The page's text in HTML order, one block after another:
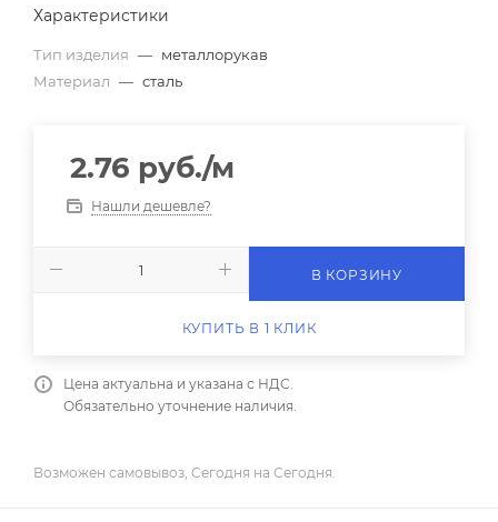
Характеристики
Тип изделия — металлорукав
Материал — сталь
2.76 руб./м
Нашли дешевле?
В КОРЗИНУ
КУПИТЬ В 1 КЛИК
Цена актуальна и указана с НДС.
Обязательно уточнение наличия.
Возможен самовывоз, Сегодня на Сегодня.